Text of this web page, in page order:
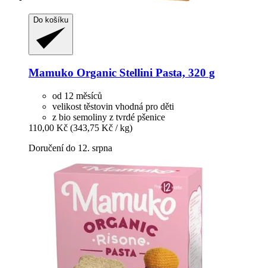
Do košíku
Mamuko Organic Stellini Pasta, 320 g
od 12 měsíců
velikost těstovin vhodná pro děti
z bio semoliny z tvrdé pšenice
110,00 Kč (343,75 Kč / kg)
Doručení do 12. srpna